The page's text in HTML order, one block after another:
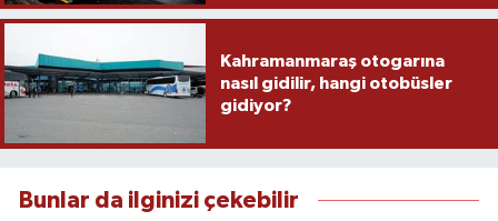
Kahramanmaraş otogarına
nasıl gidilir, hangi otobüsler
gidiyor?
Bunlar da ilginizi çekebilir